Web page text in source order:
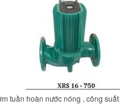
tuần hoàn nước nóng , công